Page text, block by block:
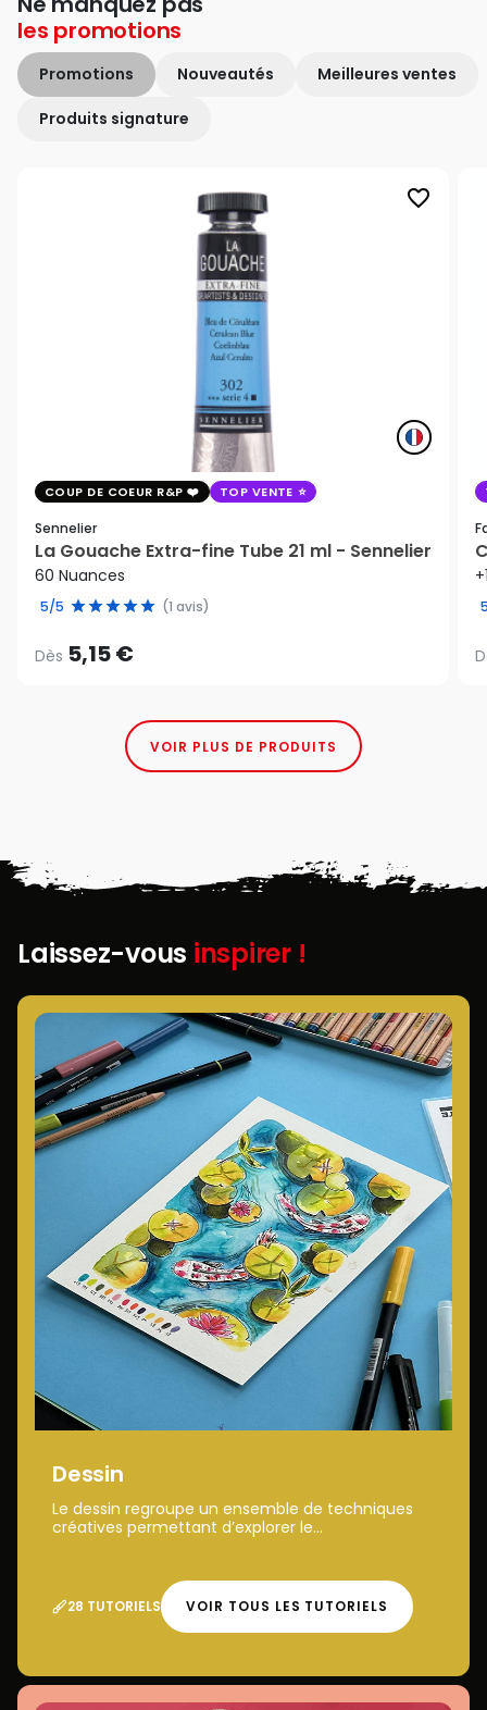
les promotions
Promotions Nouveautés Meilleures ventes
Produits signature
favorite_border
COUP DE COEUR R&P TOP VENTE
Sennelier
La Gouache Extra-fine Tube 21 ml - Sennelier
60 Nuances
5/5 (1 avis)
Dès 5,15 €
VOIR PLUS DE PRODUITS
Laissez-vous inspirer !
Dessin
Le dessin regroupe un ensemble de techniques
créatives permettant d’explorer le...
28 TUTORIELS VOIR TOUS LES TUTORIELS